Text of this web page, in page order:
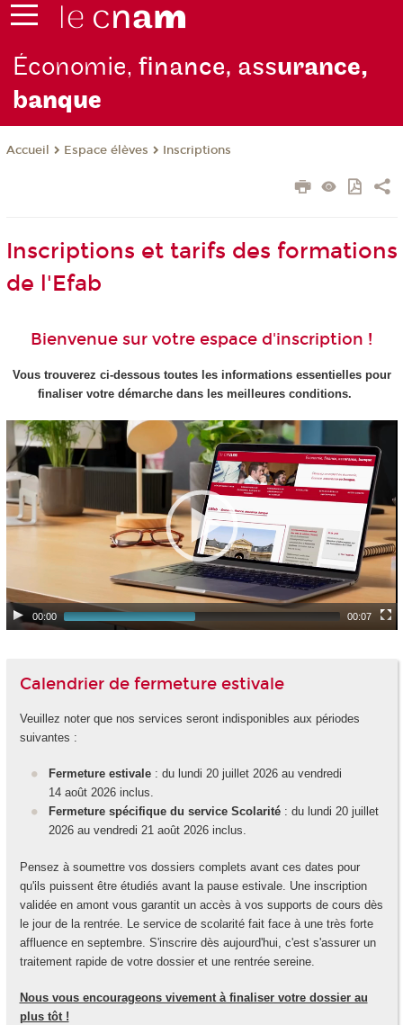
Économie,finance, assurance,
banque
Accueil Espace élèves Inscriptions
Inscriptions et tarifs des formations
de l'Efab
Bienvenue sur votre espace d'inscription !
Vous trouverez ci-dessous toutes les informations essentielles pour
finaliser votre démarche dans les meilleures conditions.
00:00 00:07
Calendrier de fermeture estivale
Veuillez noter que nos services seront indisponibles aux périodes
suivantes :
Fermeture estivale : du lundi 20 juillet 2026 au vendredi
14 août 2026 inclus.
Fermeture spécifique du service Scolarité : du lundi 20 juillet
2026 au vendredi 21 août 2026 inclus.
Pensez à soumettre vos dossiers complets avant ces dates pour
qu'ils puissent être étudiés avant la pause estivale. Une inscription
validée en amont vous garantit un accès à vos supports de cours dès
le jour de la rentrée. Le service de scolarité fait face à une très forte
affluence en septembre. S'inscrire dès aujourd'hui, c'est s'assurer un
traitement rapide de votre dossier et une rentrée sereine.
Nous vous encourageons vivement à finaliser votre dossier au
plus tôt !